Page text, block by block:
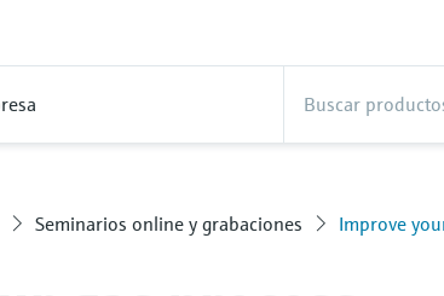
Seminarios online y grabaciones Improve